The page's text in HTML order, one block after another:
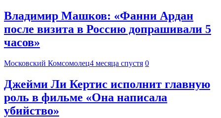
Владимир Машков: «Фанни Ардан
после визита в Россию допрашивали 5
часов»
Московский Комсомолец4 месяца спустя 0
Джейми Ли Кертис исполнит главную
роль в фильме «Она написала
убийство»